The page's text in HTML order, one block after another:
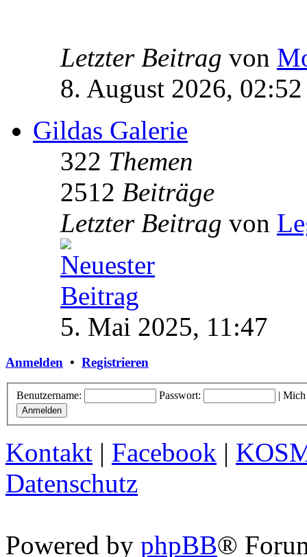
Letzter Beitrag von
8. August 2026, 02:52
Gildas Galerie
322 Themen
2512 Beiträge
Letzter Beitrag von
5. Mai 2025, 11:47
Anmelden • Registrieren
Benutzername: Passwort: | Mich
Kontakt | Facebook |
Datenschutz
Powered by phpBB®